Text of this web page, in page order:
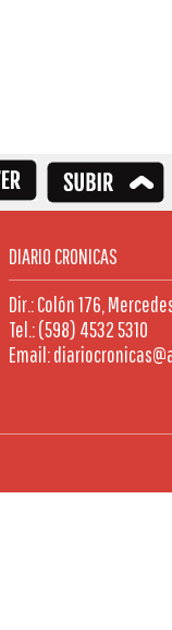
DIARIO CRONICAS
Dir.: Colón 176,
Tel.: (598) 4532 5310
Email: